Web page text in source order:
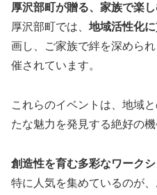
厚沢部町が贈る、家族で楽
厚沢部町では、 地域活性化
画し、ご家族で絆を深めら
催されています。
これらのイベントは、地域
たな魅力を発見する絶好の機
創造性を育む多彩なワーク
特に人気を集めているのが